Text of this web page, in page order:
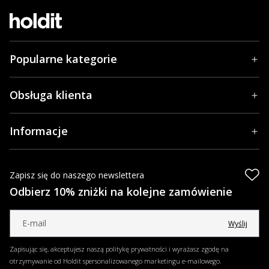
Popularne kategorie
Obsługa klienta
Informacje
Zapisz się do naszego newslettera
Odbierz 10% zniżki na kolejne zamówienie
Wyślij
Zapisując się, akceptujesz naszą politykę prywatności i wyrażasz zgodę na
otrzymywanie od Holdit spersonalizowanego marketingu e-mailowego.